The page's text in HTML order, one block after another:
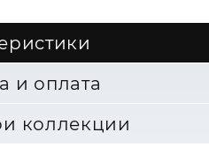
и оплата
коллекции